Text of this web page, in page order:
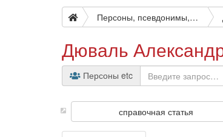
Персоны, псевдонимы, персонажи и боты
Дюваль
Персоны etc
справочная статья